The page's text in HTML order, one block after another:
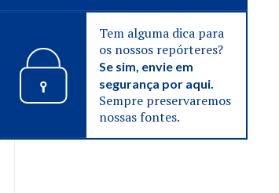
Tem alguma dica para
os nossos repórteres?
Se sim, envie em
segurança por aqui.
Sempre preservaremos
nossas fontes.